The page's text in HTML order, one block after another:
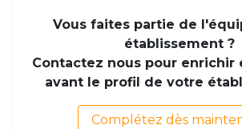
Vous faites partie de
établissement ?
Contactez nous pour enrichir
avant le profil de votre
Complétez dès